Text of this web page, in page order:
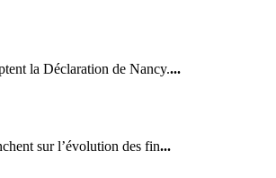
la Déclaration de Nancy....
sur l’évolution des fin...